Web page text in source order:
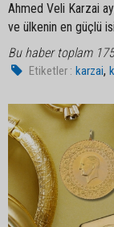
Ahmed Veli Karzai
ve ülkenin en güçlü
Bu haber toplam
Etiketler : karzai,